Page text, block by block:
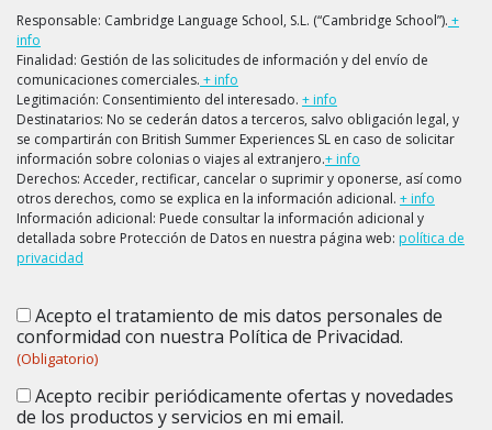
Responsable: Cambridge Language School, S.L. (“Cambridge School”). +
info
Finalidad: Gestión de las solicitudes de información y del envío de
comunicaciones comerciales. + info
Legitimación: Consentimiento del interesado. + info
Destinatarios: No se cederán datos a terceros, salvo obligación legal, y
se compartirán con British Summer Experiences SL en caso de solicitar
información sobre colonias o viajes al extranjero.+ info
Derechos: Acceder, rectificar, cancelar o suprimir y oponerse, así como
otros derechos, como se explica en la información adicional. + info
Información adicional: Puede consultar la información adicional y
detallada sobre Protección de Datos en nuestra página web: política de
privacidad
Consentimiento(Obligatorio)
Acepto el tratamiento de mis datos personales de
conformidad con nuestra Política de Privacidad.
(Obligatorio)
Consentimiento
Acepto recibir periódicamente ofertas y novedades
de los productos y servicios en mi email.